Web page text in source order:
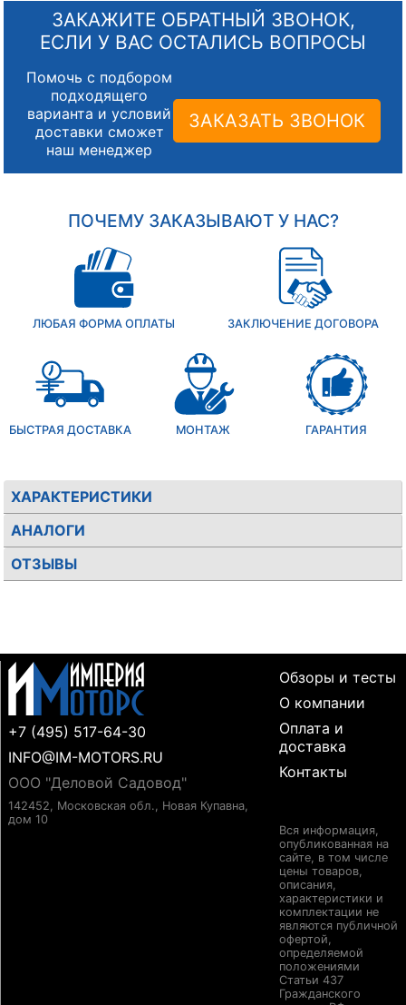
ЗАКАЖИТЕ ОБРАТНЫЙ ЗВОНОК,
ЕСЛИ У ВАС ОСТАЛИСЬ ВОПРОСЫ
Помочь с подбором
подходящего
варианта и условий
доставки сможет
наш менеджер
ЗАКАЗАТЬ ЗВОНОК
ПОЧЕМУ ЗАКАЗЫВАЮТ У НАС?
ЛЮБАЯ ФОРМА ОПЛАТЫ ЗАКЛЮЧЕНИЕ ДОГОВОРА
БЫСТРАЯ ДОСТАВКА МОНТАЖ ГАРАНТИЯ
ХАРАКТЕРИСТИКИ
АНАЛОГИ
ОТЗЫВЫ
+7 (495) 517-64-30
INFO@IM-MOTORS.RU
ООО "Деловой Садовод"
142452, Московская обл., Новая Купавна,
дом 10
Обзоры и тесты
О компании
Оплата и
доставка
Контакты
Вся информация,
опубликованная на
сайте, в том числе
цены товаров,
описания,
характеристики и
комплектации не
являются публичной
офертой,
определяемой
положениями
Статьи 437
Гражданского